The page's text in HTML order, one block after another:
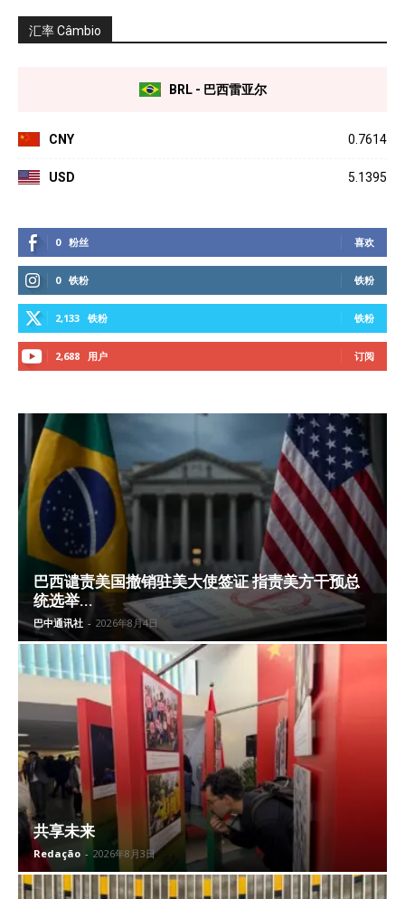
汇率 Câmbio
BRL - 巴西雷亚尔
CNY 0.7614
USD 5.1395
0 粉丝 喜欢
0 铁粉 铁粉
2,133 铁粉 铁粉
2,688 用户 订阅
巴西谴责美国撤销驻美大使签证 指责美方干预总
统选举...
巴中通讯社 - 2026年8月4日
共享未来
Redação - 2026年8月3日